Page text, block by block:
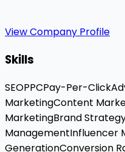
View Company Profile
Skills
SEOPPCPay-Per-Click
MarketingContent
MarketingBrand
ManagementInfluencer
GenerationConversion